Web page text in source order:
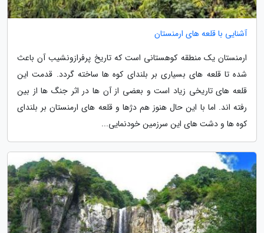
آشنایی با قلعه های ارمنستان
ارمنستان یک منطقه کوهستانی است که تاریخ پرفرازونشیب آن باعث
شده تا قلعه های بسیاری بر بلندای کوه ها ساخته گردد. قدمت این
قلعه های تاریخی زیاد است و بعضی از آن ها در اثر جنگ ها از بین
رفته اند. اما با این حال هنوز هم دژها و قلعه های ارمنستان بر بلندای
کوه ها و دشت های این سرزمین خودنمایی...